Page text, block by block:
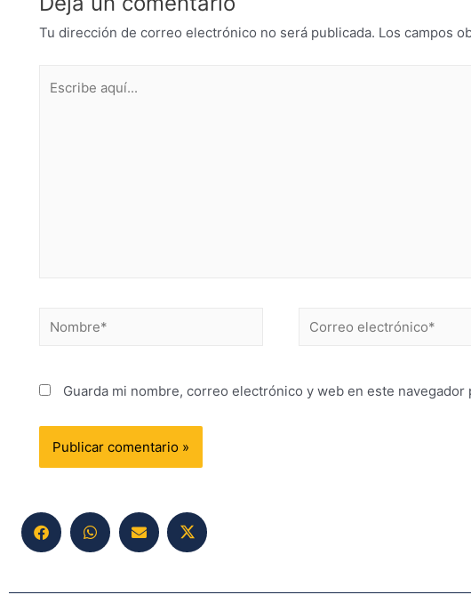
Tu dirección de correo electrónico no será publicada. Los campos
Guarda mi nombre, correo electrónico y web en este navegador